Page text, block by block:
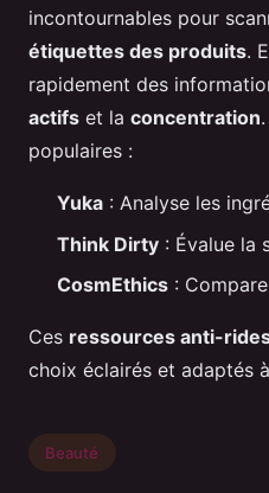
incontournables pour
étiquettes des produits.
rapidement des
actifs et la concentration
populaires :
Yuka : Analyse les
Think Dirty : Évalue la
CosmEthics :
Ces ressources anti-
choix éclairés et adaptés
Beauté